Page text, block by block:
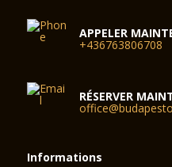
APPELER
+436763806708
RÉSERVER
Informations